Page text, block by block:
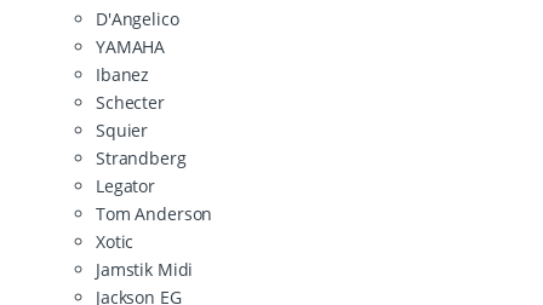
D'Angelico
YAMAHA
Ibanez
Schecter
Squier
Strandberg
Legator
Tom Anderson
Xotic
Jamstik Midi
Jackson EG